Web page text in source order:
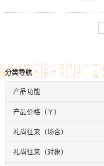
分类导航
产品功能
click to expand contents
产品价格（￥）
click to expand contents
礼尚往来（场合）
click to expand contents
礼尚往来（对象）
click to expand contents